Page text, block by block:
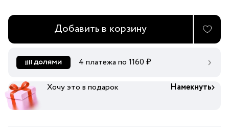
Добавить в корзину
4 платежа по 1160 ₽
Хочу это в подарок Намекнуть